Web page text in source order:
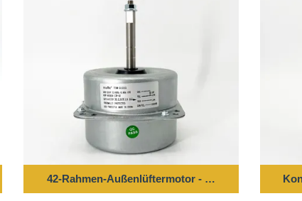
Motor 50/60HZ YDK78-6A ((4681A)
42-Rahmen-Außenlüftermotor - 85W 208-230V 50/